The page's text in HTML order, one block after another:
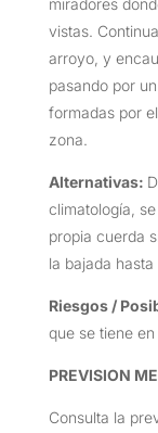
vistas.
arroyo, y
pasando por
formadas por
zona.
Alternativas:
climatología,
propia cuerda
la bajada
Riesgos /
que se tiene
PREVISION
Consulta la